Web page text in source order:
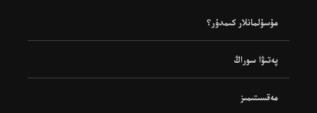
مۇسۇلمانلار كىمدۇر؟
پەتىۋا سوراڭ
مەقسىتىمىز